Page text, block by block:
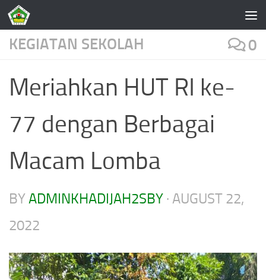
Skip to content
KEGIATAN SEKOLAH 0
Meriahkan HUT RI ke-
77 dengan Berbagai
Macam Lomba
BYADMINKHADIJAH2SBY · AUGUST 22,
2022